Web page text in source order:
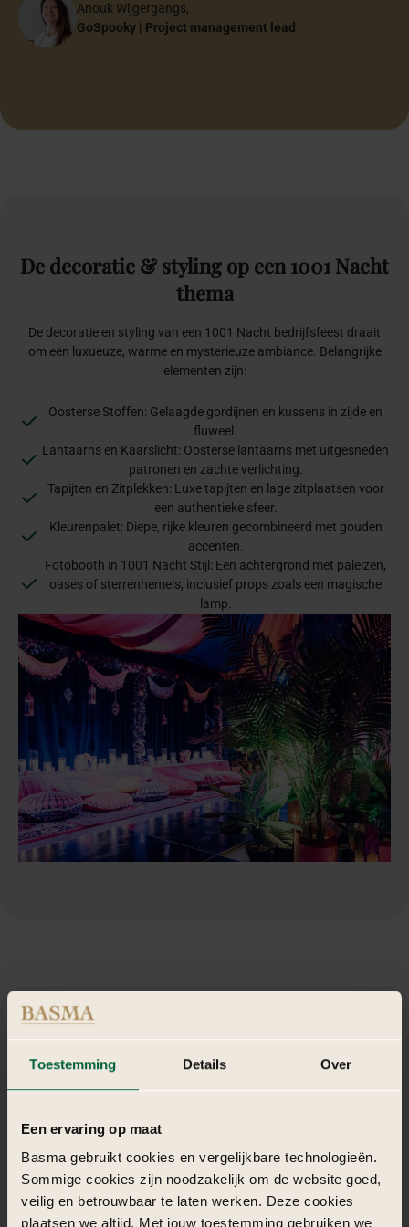
Toestemming Details Over
Een ervaring op maat
Basma gebruikt cookies en vergelijkbare technologieën.
Sommige cookies zijn noodzakelijk om de website goed,
veilig en betrouwbaar te laten werken. Deze cookies
plaatsen we altijd. Met jouw toestemming gebruiken we
Mounir & Isa
Bruidspaar
Halima Özen-El Hajoui
Anouk Wijgergangs,
GoSpooky | Project management lead
GoSpooky | Sr. Project Manager
Lojain
Papa & Mama
Eventmanager
Anne-Martine Speelman
Founder Anne-Martine Weddings & Events
Founder Bocha Food
Account Schiphol Group
Online strateeg
Founder Flawless Weddings
Mounir & Isa
Bruidspaar
Halima Özen-El Hajoui
De decoratie & styling op een 1001 Nacht
thema
De decoratie en styling van een 1001 Nacht bedrijfsfeest draait
om een luxueuze, warme en mysterieuze ambiance. Belangrijke
elementen zijn:
Oosterse Stoffen: Gelaagde gordijnen en kussens in zijde en
fluweel.
Lantaarns en Kaarslicht: Oosterse lantaarns met uitgesneden
patronen en zachte verlichting.
Tapijten en Zitplekken: Luxe tapijten en lage zitplaatsen voor
een authentieke sfeer.
Kleurenpalet: Diepe, rijke kleuren gecombineerd met gouden
accenten.
Fotobooth in 1001 Nacht Stijl: Een achtergrond met paleizen,
oases of sterrenhemels, inclusief props zoals een magische
lamp.
Decatering entertainment opeen
1001Nachtthema
De catering kan bestaan uit een overvloed aan Midden-Oosterse
Voorgerechten: Mezze zoals hummus, baba ganoush, gevulde
wijnbladeren en falafel.
Hoofdgerechten: Tajines, lamskebabs, gegrilde groenten en